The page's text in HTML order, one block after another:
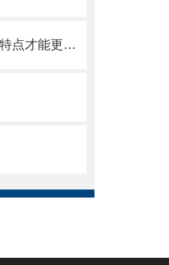
了解了温度变送器的性能特点才能更好的使用它